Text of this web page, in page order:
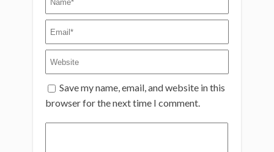
Save my name, email, and website in this
browser for the next time I comment.